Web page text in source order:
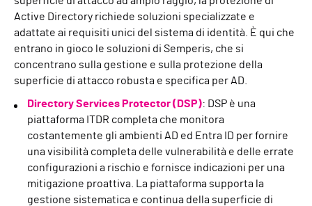
Active Directory richiede soluzioni specializzate e
adattate ai requisiti unici del sistema di identità. È qui che
entrano in gioco le soluzioni di Semperis, che si
concentrano sulla gestione e sulla protezione della
superficie di attacco robusta e specifica per AD.
Directory Services Protector (DSP): DSP è una
piattaforma ITDR completa che monitora
costantemente gli ambienti AD ed Entra ID per fornire
una visibilità completa delle vulnerabilità e delle errate
configurazioni a rischio e fornisce indicazioni per una
mitigazione proattiva. La piattaforma supporta la
gestione sistematica e continua della superficie di